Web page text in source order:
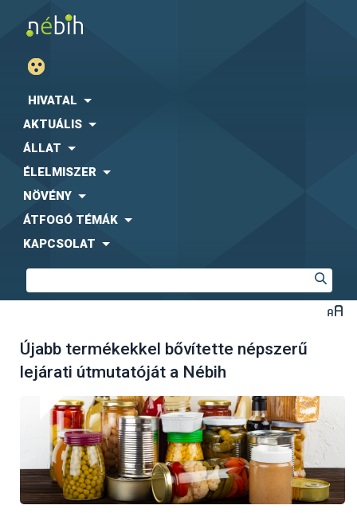
HIVATAL
AKTUÁLIS
ÁLLAT
ÉLELMISZER
NÖVÉNY
ÁTFOGÓ TÉMÁK
KAPCSOLAT
Újabb termékekkel bővítette népszerű
lejárati útmutatóját a Nébih